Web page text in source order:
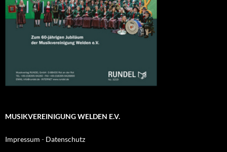
MUSIKVEREINIGUNG WELDEN E.V.
Impressum - Datenschutz